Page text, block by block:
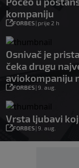
kompaniju
FORBES| prije 2 h
Osnivač je
čeka drugu
aviokompaniju
FORBES| 9. aug.
Vrsta ljubavi
FORBES| 9. aug.